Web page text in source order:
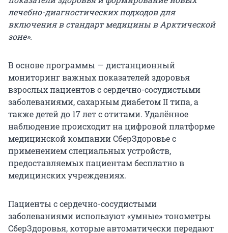
лечебно-диагностических подходов для
включения в стандарт медицины в Арктической
зоне».
В основе программы — дистанционный
мониторинг важных показателей здоровья
взрослых пациентов с сердечно-сосудистыми
заболеваниями, сахарным диабетом II типа, а
также детей до 17 лет с отитами. Удалённое
наблюдение происходит на цифровой платформе
медицинской компании СберЗдоровье с
применением специальных устройств,
предоставляемых пациентам бесплатно в
медицинских учреждениях.
Пациенты с сердечно-сосудистыми
заболеваниями используют «умные» тонометры
СберЗдоровья, которые автоматически передают